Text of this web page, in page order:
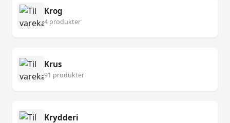
Krog
4 produkter
Krus
91 produkter
Krydderi